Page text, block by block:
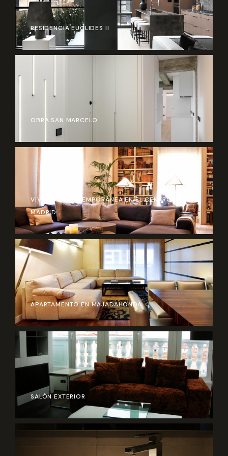
RESIDENCIA EUCLIDES II
OBRA SAN MARCELO
VIVIENDA CONTEMPORÁNEA EN EL CENTRO DE
MADRID
APARTAMENTO EN MAJADAHONDA
SALÓN EXTERIOR